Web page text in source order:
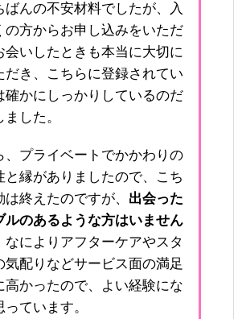
ばんの不安材料でしたが、入
の方からお申し込みをいただ
会いしたときも本当に大切に
だき、こちらに登録されてい
確かにしっかりしているのだ
した。
、プライベートでかかわりの
と縁がありましたので、こち
は終えたのですが、 出会った
ルのあるような方はいません
なによりアフターケアやスタ
気配りなどサービス面の満足
高かったので、よい経験にな
ています。